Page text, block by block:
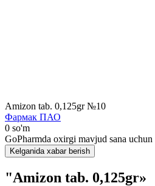
Amizon tab. 0,125gr №10
Фармак ПАО
0 so'm
GoPharmda oxirgi mavjud sana uchun
Kelganida xabar berish
"Amizon tab. 0,125gr»